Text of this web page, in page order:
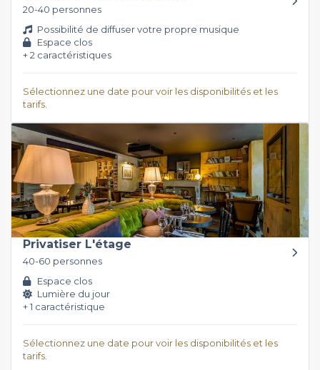
20-40 personnes
Possibilité de diffuser votre propre musique
Espace clos
+ 2 caractéristiques
Sélectionnez une date pour voir les disponibilités et les
tarifs.
Privatiser L'étage
40-60 personnes
Espace clos
Lumière du jour
+ 1 caractéristique
Sélectionnez une date pour voir les disponibilités et les
tarifs.